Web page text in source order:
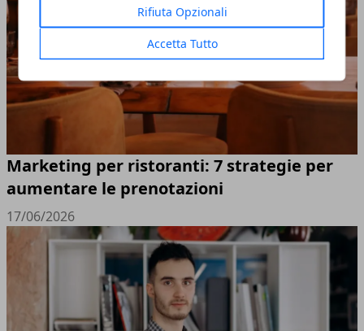
Rifiuta Opzionali
Accetta Tutto
Marketing per ristoranti: 7 strategie per
aumentare le prenotazioni
17/06/2026